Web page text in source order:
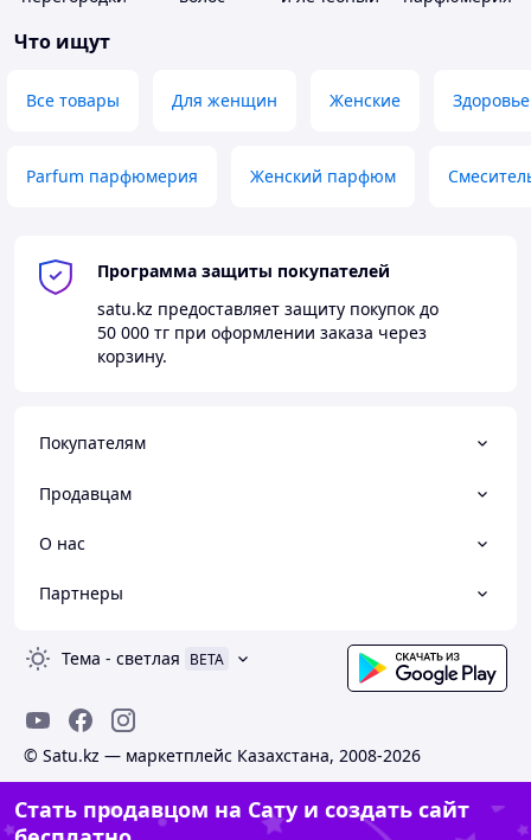
душа, туалета
Что ищут
Все товары Для женщин Женские Здоровье
Parfum парфюмерия Женский парфюм
Программа защиты покупателей
satu.kz предоставляет защиту покупок до
50 000 тг при оформлении заказа через
корзину.
Покупателям
Продавцам
О нас
Партнеры
Тема - светлая BETA
© Satu.kz — маркетплейс Казахстана, 2008-2026
Стать продавцом на Сату и создать сайт